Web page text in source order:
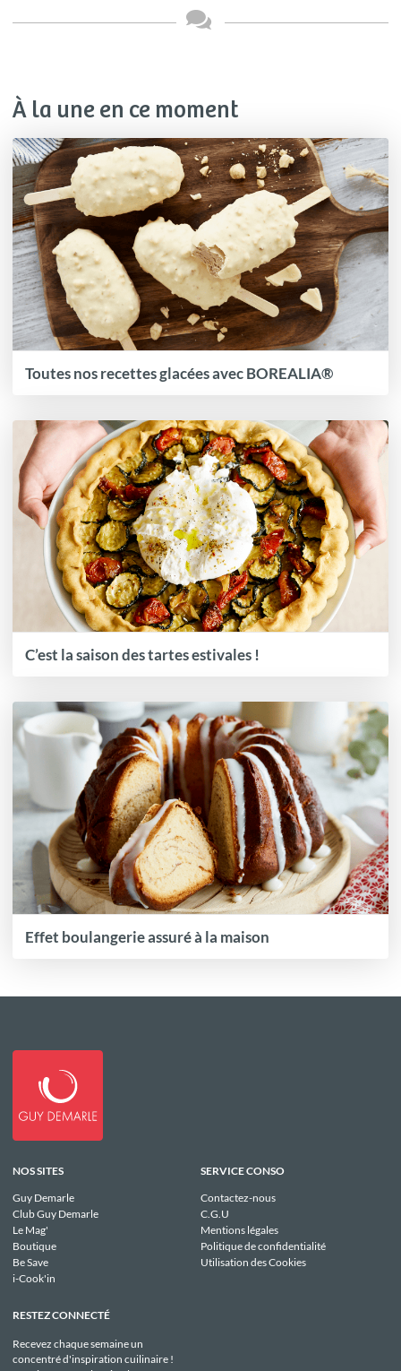
À la une en ce moment
Toutes nos recettes glacées avec BOREALIA®
C’est la saison des tartes estivales !
Effet boulangerie assuré à la maison
NOS SITES
Guy Demarle
Club Guy Demarle
Le Mag'
Boutique
Be Save
i-Cook'in
SERVICE CONSO
Contactez-nous
C.G.U
Mentions légales
Politique de confidentialité
Utilisation des Cookies
RESTEZ CONNECTÉ
Recevez chaque semaine un
concentré d'inspiration cuilinaire !